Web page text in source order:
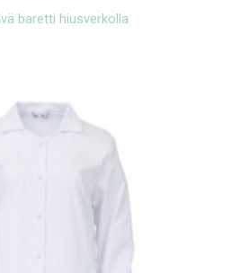
baretti hiusverkolla